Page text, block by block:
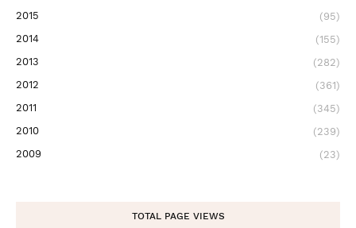
2015
(95)
2014
(155)
2013
(282)
2012
(361)
2011
(345)
2010
(239)
2009
(23)
TOTAL PAGE VIEWS